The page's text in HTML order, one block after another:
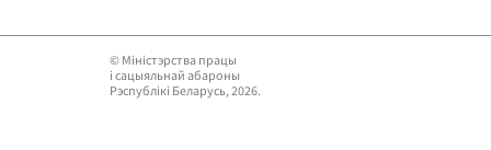
© Мiнiстэрства працы
i сацыяльнай абароны
Рэспублікі Беларусь, 2026.